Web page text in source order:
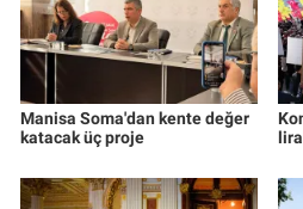
Manisa Soma'dan kente değer
katacak üç proje